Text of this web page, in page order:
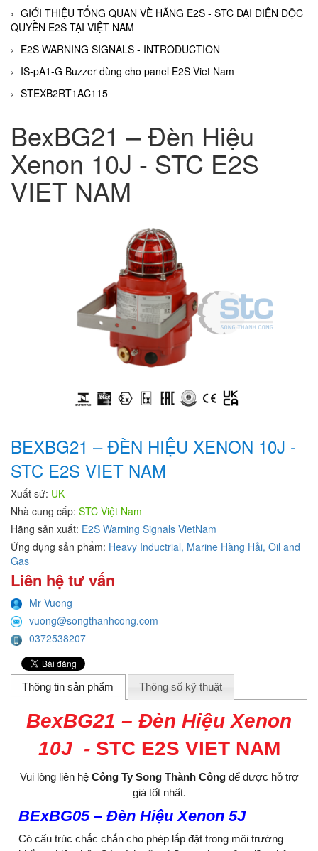
GIỚI THIỆU TỔNG QUAN VÈ HÃNG E2S - STC ĐẠI DIỆN ĐỘC
QUYỀN E2S TẠI VIỆT NAM
E2S WARNING SIGNALS - INTRODUCTION
IS-pA1-G Buzzer dùng cho panel E2S Viet Nam
STEXB2RT1AC115
BexBG21 – Đèn Hiệu
Xenon 10J - STC E2S
VIET NAM
BEXBG21 – ĐÈN HIỆU XENON 10J -
STC E2S VIET NAM
Xuất sứ: UK
Nhà cung cấp: STC Việt Nam
Hãng sản xuất: E2S Warning Signals VietNam
Ứng dụng sản phẩm: Heavy Inductrial, Marine Hàng Hải, Oil and
Gas
Liên hệ tư vấn
Mr Vuong
vuong@songthanhcong.com
0372538207
Thông tin sản phẩm Thông số kỹ thuật
BexBG21 – Đèn Hiệu Xenon
10J -STC E2S VIET NAM
Vui lòng liên hệ Công Ty Song Thành Công để được hỗ trợ
giá tốt nhất.
BExBG05 – Đèn Hiệu Xenon 5J
Có cấu trúc chắc chắn cho phép lắp đặt trong môi trường